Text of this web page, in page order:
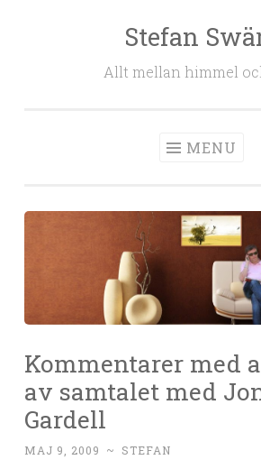
Stefan
Allt mellan himmel
MENU
Kommentarer med
av samtalet med
Gardell
MAJ 9, 2009 ~ STEFAN